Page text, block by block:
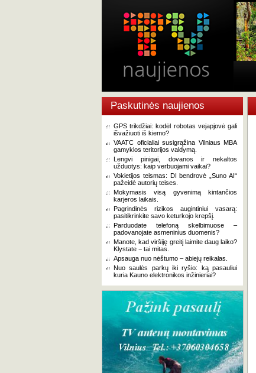
Paskutinės naujienos
GPS trikdžiai: kodėl robotas vejapjovė gali
išvažiuoti iš kiemo?
VAATC oficialiai susigrąžina Vilniaus MBA
gamyklos teritorijos valdymą.
Lengvi pinigai, dovanos ir nekaltos
užduotys: kaip verbuojami vaikai?
Vokietijos teismas: DI bendrovė „Suno AI“
pažeidė autorių teises.
Mokymasis visą gyvenimą kintančios
karjeros laikais.
Pagrindinės rizikos augintiniui vasarą:
pasitikrinkite savo keturkojo krepšį.
Parduodate telefoną skelbimuose –
padovanojate asmeninius duomenis?
Manote, kad viršiję greitį laimite daug laiko?
Klystate − tai mitas.
Apsauga nuo nėštumo – abiejų reikalas.
Nuo saulės parkų iki ryšio: ką pasauliui
kuria Kauno elektronikos inžinieriai?